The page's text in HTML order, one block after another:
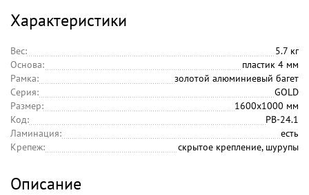
Характеристики
Вес:
5.7 кг
Основа:
пластик 4 мм
Рамка:
золотой алюминиевый багет
Серия:
GOLD
Размер:
1600х1000 мм
Код:
PB-24.1
Ламинация:
есть
Крепеж:
скрытое крепление, шурупы
Описание